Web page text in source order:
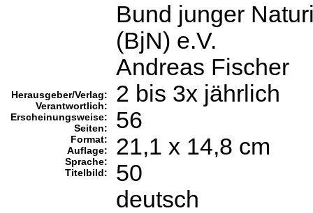
Herausgeber/Verlag:
Verantwortlich:
Erscheinungsweise:
Seiten:
Format:
Auflage:
Sprache:
Titelbild:
Bund junger
(BjN) e.V.
Andreas Fischer
2 bis 3x jährlich
56
21,1 x 14,8 cm
50
deutsch